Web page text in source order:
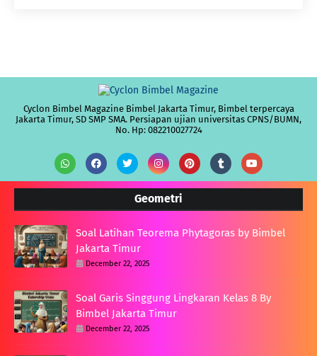
Cyclon Bimbel Magazine Bimbel Jakarta Timur, Bimbel terpercaya
Jakarta Timur, SD SMP SMA. Persiapan ujian universitas CPNS/BUMN,
No. Hp: 082210027724
Geometri
Soal Latihan Teorema Phytagoras by Bimbel
Jakarta Timur
December 22, 2025
Soal Garis Singgung Lingkaran Kelas 8 By
Bimbel Jakarta Timur
December 22, 2025